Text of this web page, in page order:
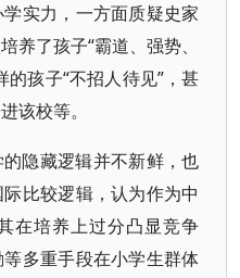
实力，一方面质疑史家
养了孩子“霸道、强势、
孩子“不招人待见”，甚
该校等。
隐藏逻辑并不新鲜，也
比较逻辑，认为作为中
在培养上过分凸显竞争
多重手段在小学生群体